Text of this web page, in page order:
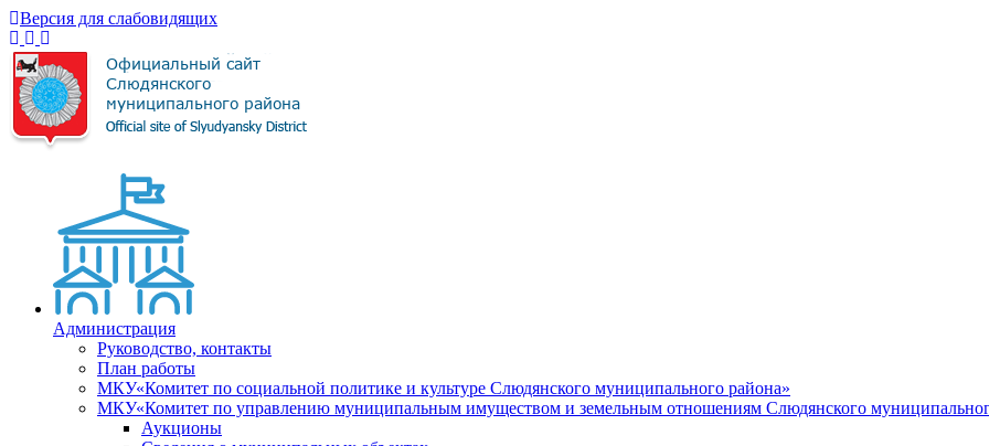
Версия для слабовидящих
Администрация
Руководство, контакты
План работы
МКУ«Комитет по социальной политике и культуре Слюдянского муниципального района»
МКУ«Комитет по управлению муниципальным имуществом и земельным отношениям Слюдянского
Аукционы